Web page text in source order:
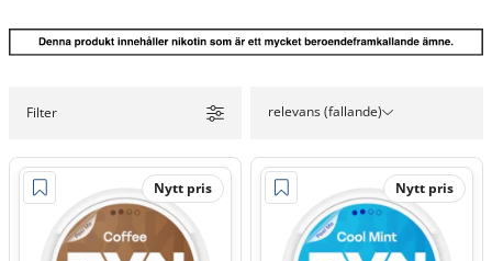
Filter relevans (fallande)
Nytt pris Nytt pris